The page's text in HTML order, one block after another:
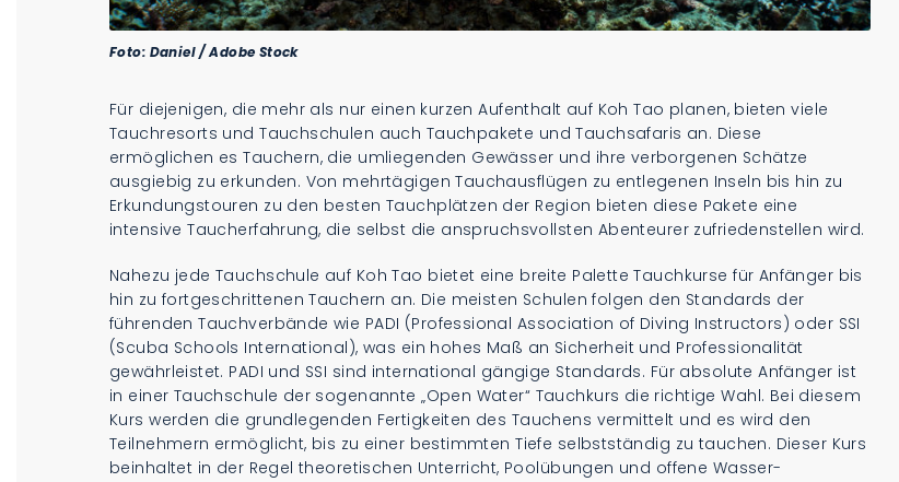
Foto: Daniel / Adobe Stock
Für diejenigen, die mehr als nur einen kurzen Aufenthalt auf Koh Tao planen, bieten viele
Tauchresorts und Tauchschulen auch Tauchpakete und Tauchsafaris an. Diese
ermöglichen es Tauchern, die umliegenden Gewässer und ihre verborgenen Schätze
ausgiebig zu erkunden. Von mehrtägigen Tauchausflügen zu entlegenen Inseln bis hin zu
Erkundungstouren zu den besten Tauchplätzen der Region bieten diese Pakete eine
intensive Taucherfahrung, die selbst die anspruchsvollsten Abenteurer zufriedenstellen wird.
Nahezu jede Tauchschule auf Koh Tao bietet eine breite Palette Tauchkurse für Anfänger bis
hin zu fortgeschrittenen Tauchern an. Die meisten Schulen folgen den Standards der
führenden Tauchverbände wie PADI (Professional Association of Diving Instructors) oder SSI
(Scuba Schools International), was ein hohes Maß an Sicherheit und Professionalität
gewährleistet. PADI und SSI sind international gängige Standards. Für absolute Anfänger ist
in einer Tauchschule der sogenannte „Open Water“ Tauchkurs die richtige Wahl. Bei diesem
Kurs werden die grundlegenden Fertigkeiten des Tauchens vermittelt und es wird den
Teilnehmern ermöglicht, bis zu einer bestimmten Tiefe selbstständig zu tauchen. Dieser Kurs
beinhaltet in der Regel theoretischen Unterricht, Poolübungen und offene Wasser-